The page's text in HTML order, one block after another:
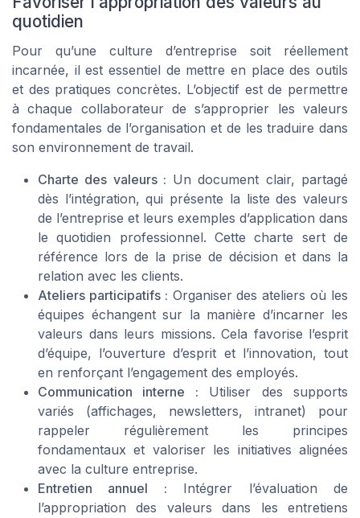
quotidien
Pour qu’une culture d’entreprise soit réellement
incarnée, il est essentiel de mettre en place des outils
et des pratiques concrètes. L’objectif est de permettre
à chaque collaborateur de s’approprier les valeurs
fondamentales de l’organisation et de les traduire dans
son environnement de travail.
Charte des valeurs : Un document clair, partagé
dès l’intégration, qui présente la liste des valeurs
de l’entreprise et leurs exemples d’application dans
le quotidien professionnel. Cette charte sert de
référence lors de la prise de décision et dans la
relation avec les clients.
Ateliers participatifs : Organiser des ateliers où les
équipes échangent sur la manière d’incarner les
valeurs dans leurs missions. Cela favorise l’esprit
d’équipe, l’ouverture d’esprit et l’innovation, tout
en renforçant l’engagement des employés.
Communication interne : Utiliser des supports
variés (affichages, newsletters, intranet) pour
rappeler régulièrement les principes
fondamentaux et valoriser les initiatives alignées
avec la culture entreprise.
Entretien annuel : Intégrer l’évaluation de
l’appropriation des valeurs dans les entretiens